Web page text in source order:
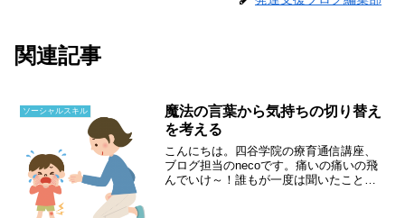
関連記事
ソーシャルスキル
魔法の言葉から気持ちの切り替え
を考える
こんにちは。四谷学院の療育通信講座、
ブログ担当のnecoです。痛いの痛いの飛
んでいけ～！誰もが一度は聞いたことの